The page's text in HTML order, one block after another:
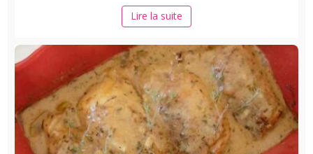
Lire la suite